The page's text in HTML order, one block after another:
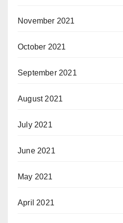
November 2021
October 2021
September 2021
August 2021
July 2021
June 2021
May 2021
April 2021